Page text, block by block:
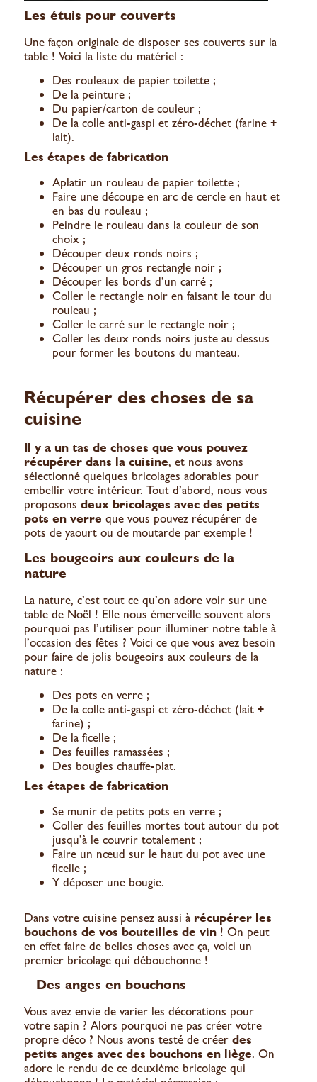
Les étuis pour couverts
Une façon originale de disposer ses couverts sur la
table ! Voici la liste du matériel :
Des rouleaux de papier toilette ;
De la peinture ;
Du papier/carton de couleur ;
De la colle anti-gaspi et zéro-déchet (farine +
lait).
Les étapes de fabrication
Aplatir un rouleau de papier toilette ;
Faire une découpe en arc de cercle en haut et
en bas du rouleau ;
Peindre le rouleau dans la couleur de son
choix ;
Découper deux ronds noirs ;
Découper un gros rectangle noir ;
Découper les bords d’un carré ;
Coller le rectangle noir en faisant le tour du
rouleau ;
Coller le carré sur le rectangle noir ;
Coller les deux ronds noirs juste au dessus
pour former les boutons du manteau.
Récupérer des choses de sa
cuisine
Il y a un tas de choses que vous pouvez
récupérer dans la cuisine, et nous avons
sélectionné quelques bricolages adorables pour
embellir votre intérieur. Tout d’abord, nous vous
proposonsdeux bricolages avec des petits
pots en verre que vous pouvez récupérer de
pots de yaourt ou de moutarde par exemple !
Les bougeoirs aux couleurs de la
nature
La nature, c’est tout ce qu’on adore voir sur une
table de Noël ! Elle nous émerveille souvent alors
pourquoi pas l’utiliser pour illuminer notre table à
l’occasion des fêtes ? Voici ce que vous avez besoin
pour faire de jolis bougeoirs aux couleurs de la
nature :
Des pots en verre ;
De la colle anti-gaspi et zéro-déchet (lait +
farine) ;
De la ficelle ;
Des feuilles ramassées ;
Des bougies chauffe-plat.
Les étapes de fabrication
Se munir de petits pots en verre ;
Coller des feuilles mortes tout autour du pot
jusqu’à le couvrir totalement ;
Faire un nœud sur le haut du pot avec une
ficelle ;
Y déposer une bougie.
Dans votre cuisine pensez aussi à récupérer les
bouchons de vos bouteilles de vin ! On peut
en effet faire de belles choses avec ça, voici un
premier bricolage qui débouchonne !
Des anges en bouchons
Vous avez envie de varier les décorations pour
votre sapin ? Alors pourquoi ne pas créer votre
propre déco ? Nous avons testé de créerdes
petits anges avec des bouchons en liège. On
adore le rendu de ce deuxième bricolage qui